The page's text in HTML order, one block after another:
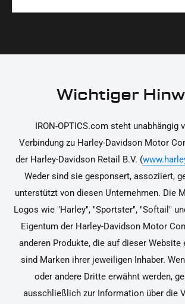
korrekt an deinem Motorrad zu
Ja, du kannst die Teile innerhalb von 14
Rücksendung findest du in unseren
Wichtiger
IRON-OPTICS.com steht unabhängig
Verbindung zu Harley-Davidson Motor
der Harley-Davidson Retail B.V. (
Weder sind sie gesponsert, assoziiert,
unterstützt von diesen Unternehmen. Die
Logos wie "Harley", "Sportster", "Softail"
Eigentum der Harley-Davidson Motor
anderen Produkte, die auf dieser Website
sind Marken ihrer jeweiligen Inhaber.
oder andere Dritte erwähnt werden,
ausschließlich zur Information über die